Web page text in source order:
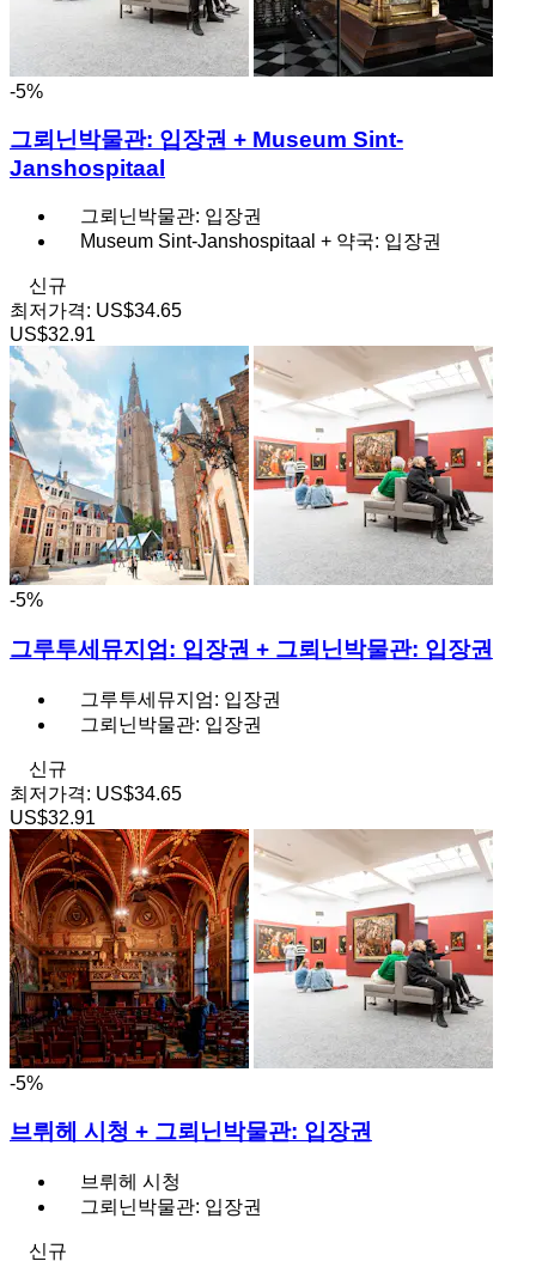
-5%
그뢰닌박물관: 입장권 + Museum Sint-
Janshospitaal
그뢰닌박물관: 입장권
Museum Sint-Janshospitaal + 약국: 입장권
신규
최저가격: US$34.65
US$32.91
-5%
그루투세뮤지엄: 입장권 + 그뢰닌박물관: 입장권
그루투세뮤지엄: 입장권
그뢰닌박물관: 입장권
신규
최저가격: US$34.65
US$32.91
-5%
브뤼헤 시청 + 그뢰닌박물관: 입장권
브뤼헤 시청
그뢰닌박물관: 입장권
신규